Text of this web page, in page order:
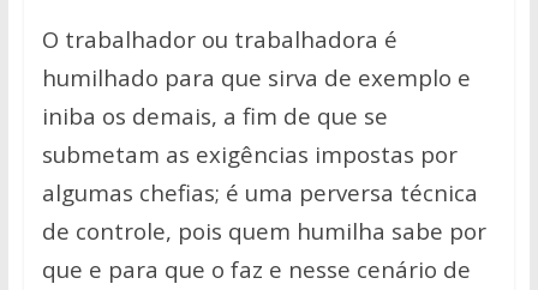
O trabalhador ou trabalhadora é
humilhado para que sirva de exemplo e
iniba os demais, a fim de que se
submetam as exigências impostas por
algumas chefias; é uma perversa técnica
de controle, pois quem humilha sabe por
que e para que o faz e nesse cenário de